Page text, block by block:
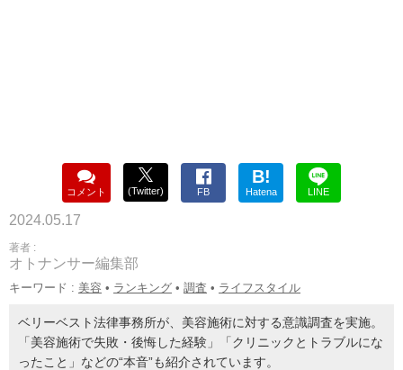
コメント (Twitter) FB
B!
Hatena LINE
2024.05.17
著者 :
オトナンサー編集部
キーワード : 美容 • ランキング • 調査 • ライフスタイル
ベリーベスト法律事務所が、美容施術に対する意識調査を実施。
「美容施術で失敗・後悔した経験」「クリニックとトラブルにな
ったこと」などの“本音”も紹介されています。